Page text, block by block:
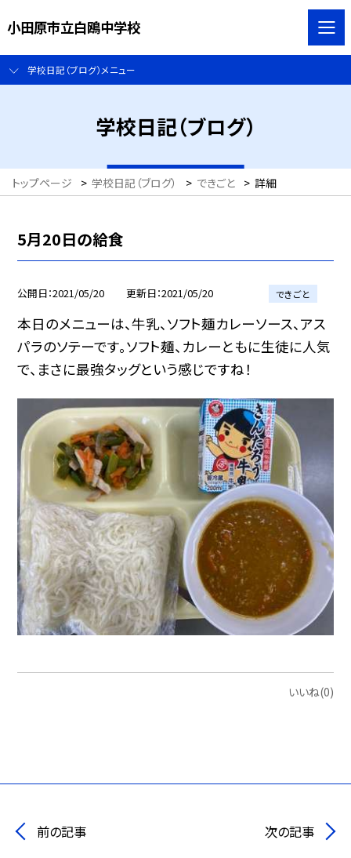
小田原市立白鴎中学校
学校日記（ブログ）メニュー
学校日記（ブログ）
トップページ > 学校日記（ブログ） > できごと > 詳細
5月20日の給食
公開日 2021/05/20 更新日 2021/05/20 できごと
本日のメニューは、牛乳、ソフト麺カレーソース、アス
パラのソテーです。ソフト麺、カレーともに生徒に人気
で、まさに最強タッグという感じですね！
いいね(0)
前の記事 次の記事